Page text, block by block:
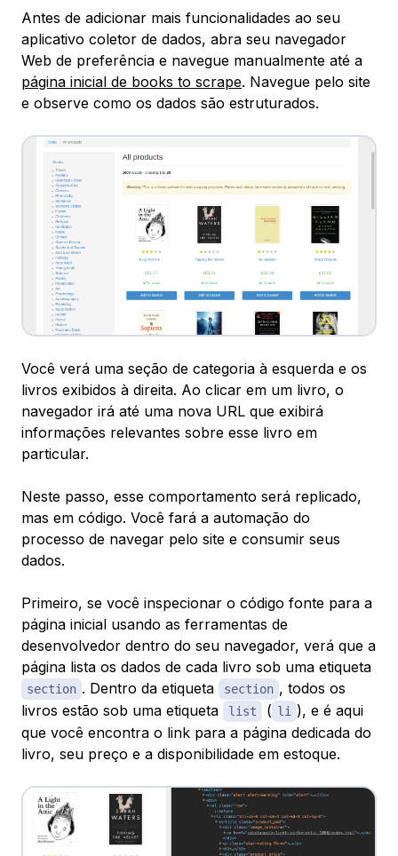
Antes de adicionar mais funcionalidades ao seu
aplicativo coletor de dados, abra seu navegador
Web de preferência e navegue manualmente até a
página inicial de books to scrape. Navegue pelo site
e observe como os dados são estruturados.
Você verá uma seção de categoria à esquerda e os
livros exibidos à direita. Ao clicar em um livro, o
navegador irá até uma nova URL que exibirá
informações relevantes sobre esse livro em
particular.
Neste passo, esse comportamento será replicado,
mas em código. Você fará a automação do
processo de navegar pelo site e consumir seus
dados.
Primeiro, se você inspecionar o código fonte para a
página inicial usando as ferramentas de
desenvolvedor dentro do seu navegador, verá que a
página lista os dados de cada livro sob uma etiqueta
section . Dentro da etiqueta section , todos os
livros estão sob uma etiqueta
list ( li
), e é aqui
que você encontra o link para a página dedicada do
livro, seu preço e a disponibilidade em estoque.